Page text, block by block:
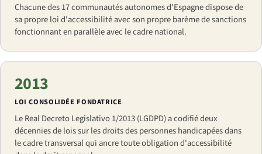
Chacune des 17 communautés autonomes d'Espagne dispose de
sa propre loi d'accessibilité avec son propre barème de sanctions
fonctionnant en parallèle avec le cadre national.
2013
LOI CONSOLIDÉE FONDATRICE
Le Real Decreto Legislativo 1/2013 (LGDPD) a codifié deux
décennies de lois sur les droits des personnes handicapées dans
le cadre transversal qui ancre toute obligation d'accessibilité